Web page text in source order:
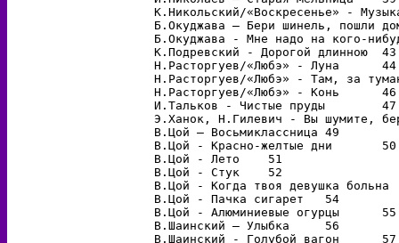
К.Никольский/«Воскресенье» - Музыкант
Б.Окуджава – Бери шинель, пошли домой
Б.Окуджава - Мне надо на кого-нибудь
К.Подревский - Дорогой длинною	43
Н.Расторгуев/«Любэ» - Луна	44
Н.Расторгуев/«Любэ» - Там, за
Н.Расторгуев/«Любэ» - Конь	46
И.Тальков - Чистые пруды	47
Э.Ханок, Н.Гилевич - Вы шумите,
В.Цой – Восьмиклассница	49
В.Цой - Кpасно-желтые дни	50
В.Цой - Лето	51
В.Цой - Стук	52
В.Цой - Когда твоя девушка больна	53
В.Цой - Пачка сигарет	54
В.Цой - Алюминиевые огypцы	55
В.Шаинский – Улыбка	56
В.Шаинский - Голубой вагон	57